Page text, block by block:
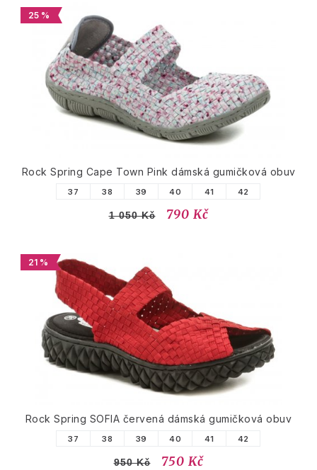
25 %
Rock Spring Cape Town Pink dámská gumičková obuv
37 38 39 40 41 42
1 050 Kč 790 Kč
21 %
Rock Spring SOFIA červená dámská gumičková obuv
37 38 39 40 41 42
950 Kč 750 Kč